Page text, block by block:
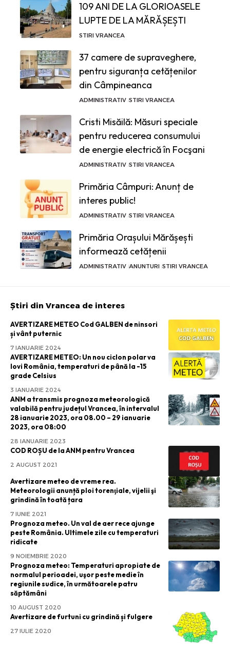
109 ANI DE LA GLORIOASELE
LUPTE DE LA MĂRĂȘEȘTI
STIRI VRANCEA
37 camere de supraveghere,
pentru siguranța cetățenilor
din Câmpineanca
ADMINISTRATIV STIRI VRANCEA
Cristi Misăilă: Măsuri speciale
pentru reducerea consumului
de energie electrică în Focşani
ADMINISTRATIV STIRI VRANCEA
Primăria Câmpuri: Anunț de
interes public!
ADMINISTRATIV STIRI VRANCEA
Primăria Orașului Mărășești
informează cetățenii
ADMINISTRATIV ANUNTURI STIRI VRANCEA
Știri din Vrancea de interes
AVERTIZARE METEO Cod GALBEN de ninsori
și vânt puternic
7 IANUARIE 2024
AVERTIZARE METEO: Un nou ciclon polar va
lovi România, temperaturi de până la -15
grade Celsius
3 IANUARIE 2024
ANM a transmis prognoza meteorologică
valabilă pentru județul Vrancea, în intervalul
28 ianuarie 2023, ora 08.00 – 29 ianuarie
2023, ora 08:00
28 IANUARIE 2023
COD ROȘU de la ANM pentru Vrancea
2 AUGUST 2021
Avertizare meteo de vreme rea.
Meteorologii anunță ploi torenţiale, vijelii şi
grindină în toată țara
7 IUNIE 2021
Prognoza meteo. Un val de aer rece ajunge
peste România. Ultimele zile cu temperaturi
ridicate
9 NOIEMBRIE 2020
Prognoza meteo: Temperaturi apropiate de
normalul perioadei, uşor peste medie în
regiunile sudice, în următoarele patru
săptămâni
10 AUGUST 2020
Avertizare de furtuni cu grindină și fulgere
27 IULIE 2020